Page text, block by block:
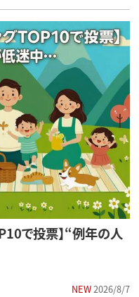
で投票】“例年の人
NEW2026/8/7